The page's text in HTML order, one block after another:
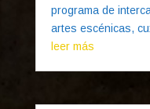
programa de
artes escénicas,
leer más